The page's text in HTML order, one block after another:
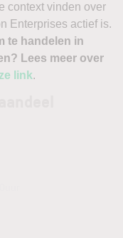
context vinden over
Enterprises actief is.
te handelen in
Lees meer over
link.